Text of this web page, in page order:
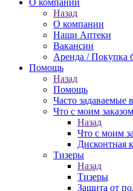
О компании
Назад
О компании
Наши Аптеки
Вакансии
Аренда / Покупка
Помощь
Назад
Помощь
Часто задаваемые
Что с моим заказом
Назад
Что с моим
Дисконтная
Тизеры
Назад
Тизеры
Защита от